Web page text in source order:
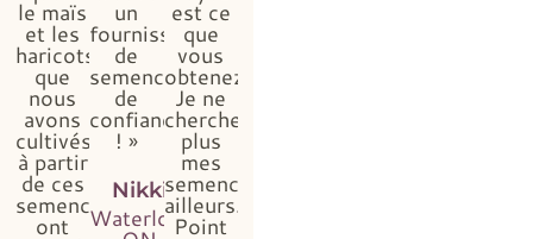
le maïs
et les
haricots
que
nous
avons
cultivés
à partir
de ces
semences
ont
un
fournisseur
de
semences
de
confiance
! »
Nikki
Waterloo,
est ce
que
vous
obtenez...
Je ne
chercherai
plus
mes
semences
ailleurs.
Point